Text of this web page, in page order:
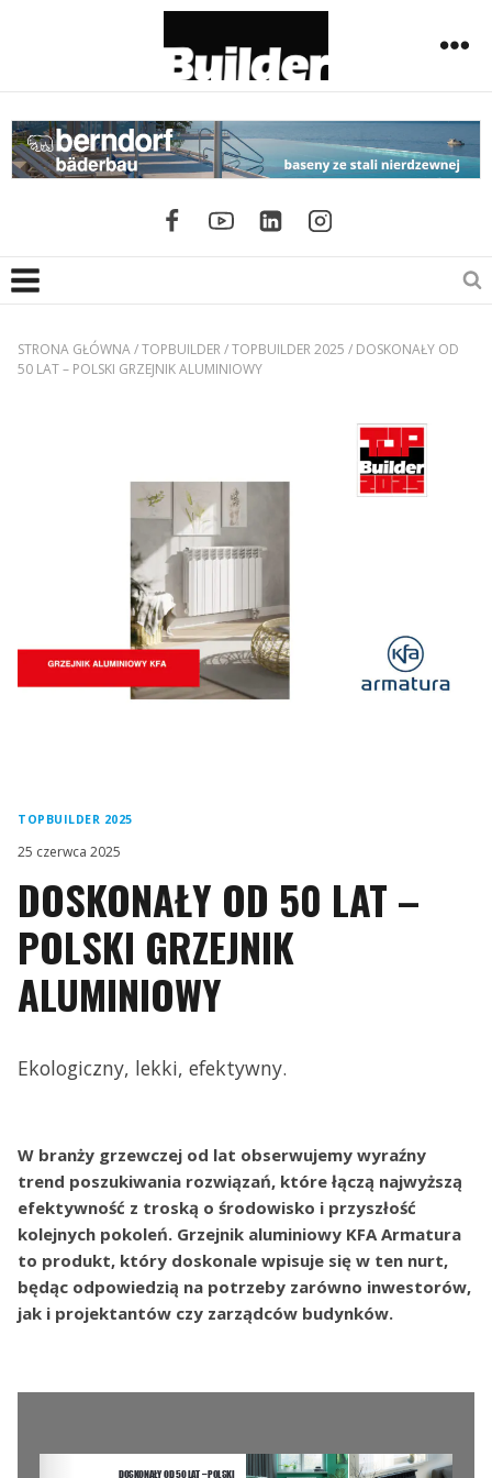
STRONA GŁÓWNA/TOPBUILDER/TOPBUILDER 2025 / DOSKONAŁY OD
50 LAT – POLSKI GRZEJNIK ALUMINIOWY
TOPBUILDER 2025
25 czerwca 2025
DOSKONAŁY OD 50 LAT –
POLSKI GRZEJNIK
ALUMINIOWY
Ekologiczny, lekki, efektywny.
W branży grzewczej od lat obserwujemy wyraźny
trend poszukiwania rozwiązań, które łączą najwyższą
efektywność z troską o środowisko i przyszłość
kolejnych pokoleń. Grzejnik aluminiowy KFA Armatura
to produkt, który doskonale wpisuje się w ten nurt,
będąc odpowiedzią na potrzeby zarówno inwestorów,
jak i projektantów czy zarządców budynków.